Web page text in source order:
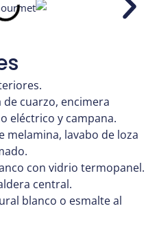
cuarzo, encimera
eléctrico y campana.
melamina, lavabo de loza
con vidrio termopanel.
central.
blanco o esmalte al